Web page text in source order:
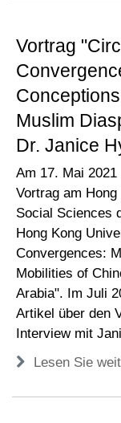
Vortrag
Muslim
Dr. Janice
Am 17. Mai
Vortrag am
Social Sciences
Hong Kong
Convergences:
Mobilities of
Arabia". Im Juli
Artikel über den
Interview mit
Lesen Sie